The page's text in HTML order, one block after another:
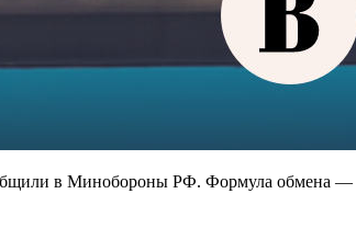
в Минобороны РФ. Формула обмена —